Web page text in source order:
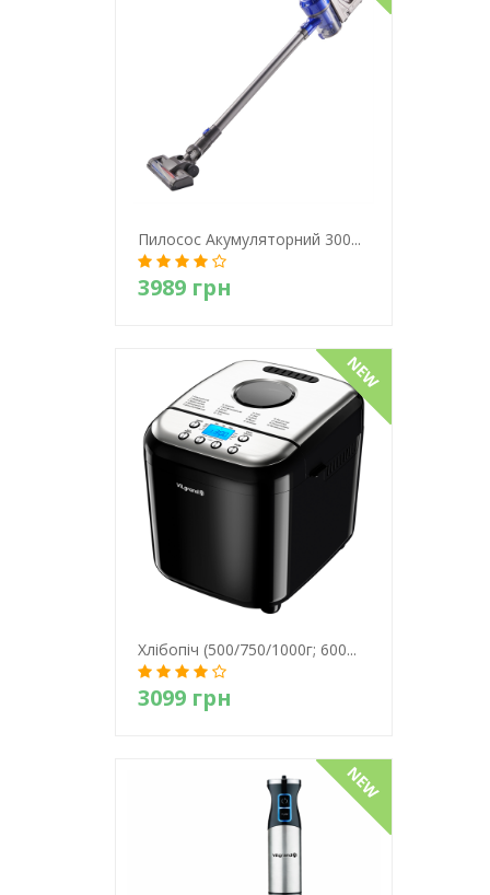
Пилосос Акумуляторний 300...
3989 грн
Детально
Хлiбопiч (500/750/1000г; 600...
3099 грн
Детально